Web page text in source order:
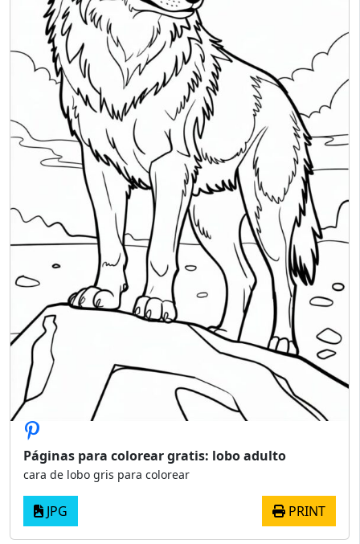
Páginas para colorear gratis: lobo adulto
cara de lobo gris para colorear
JPG PRINT